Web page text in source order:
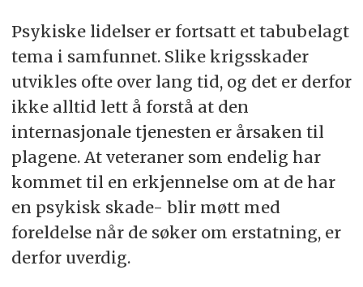
Psykiske lidelser er fortsatt et tabubelagt
tema i samfunnet. Slike krigsskader
utvikles ofte over lang tid, og det er derfor
ikke alltid lett å forstå at den
internasjonale tjenesten er årsaken til
plagene. At veteraner som endelig har
kommet til en erkjennelse om at de har
en psykisk skade- blir møtt med
foreldelse når de søker om erstatning, er
derfor uverdig.